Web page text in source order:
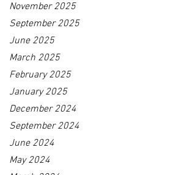
November 2025
September 2025
June 2025
March 2025
February 2025
January 2025
December 2024
September 2024
June 2024
May 2024